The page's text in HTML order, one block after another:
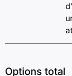
Options total